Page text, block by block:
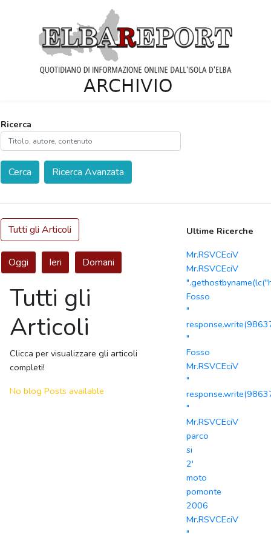
Ricerca
Cerca Ricerca Avanzata
Tutti gli Articoli
Oggi Ieri Domani
Tutti gli
Articoli
Clicca per visualizzare gli articoli
completi!
No blog Posts available
Ultime Ricerche
Mr.RSVCEciV
Mr.RSVCEciV
Fosso
"
"
Fosso
Mr.RSVCEciV
"
"
Mr.RSVCEciV
parco
si
2'
moto
pomonte
2006
Mr.RSVCEciV
"